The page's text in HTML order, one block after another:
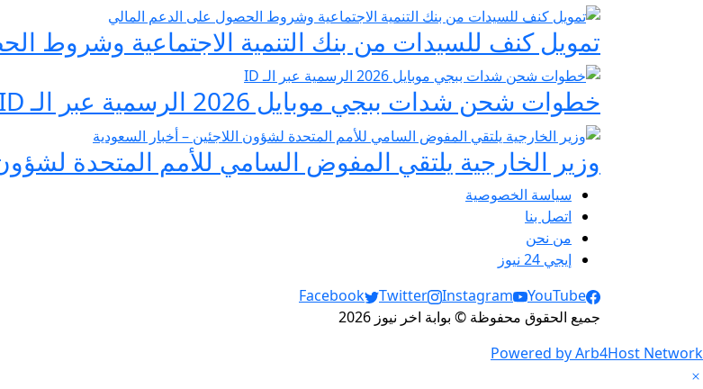
تمويل كنف للسيدات من بنك التنمية الاجتماعية وشروط
خطوات شحن شدات ببجي موبايل 2026 الرسمية عبر الـ ID
وزير الخارجية يلتقي المفوض السامي للأمم المتحدة لشؤون
سياسة الخصوصية
اتصل بنا
من نحن
إيجي 24 نيوز
Social Links
Facebook Twitter Instagram
YouTube
جميع الحقوق محفوظة © بوابة اخر نيوز 2026
Powered by Arb4Host Network